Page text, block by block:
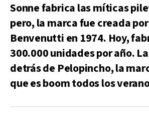
Sonne fabrica las míticas
pero, la marca fue creada
Benvenutti en 1974. Hoy,
300.000 unidades por año.
detrás de Pelopincho, la
que es boom todos los